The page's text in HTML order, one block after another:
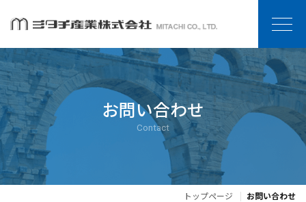
お問い合わせ
Contact
トップページ お問い合わせ